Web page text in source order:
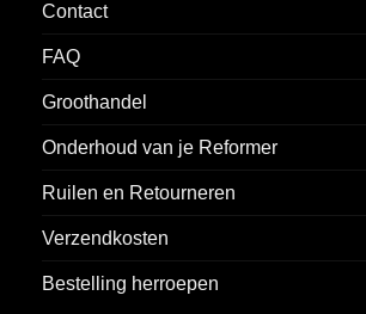
Contact
FAQ
Groothandel
Onderhoud van je Reformer
Ruilen en Retourneren
Verzendkosten
Bestelling herroepen